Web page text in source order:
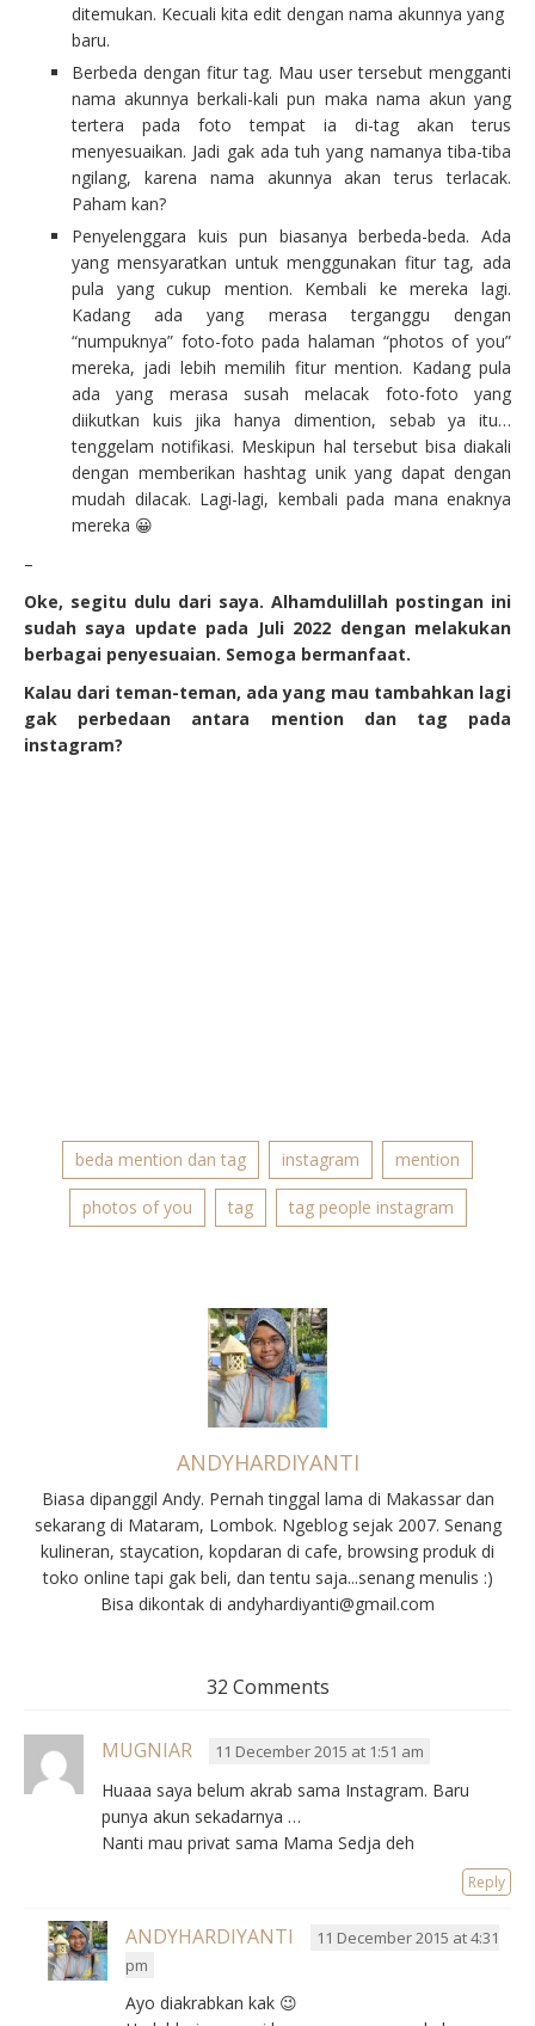
ditemukan. Kecuali kita edit dengan nama akunnya yang
baru.
Berbeda dengan fitur tag. Mau user tersebut mengganti
nama akunnya berkali-kali pun maka nama akun yang
tertera pada foto tempat ia di-tag akan terus
menyesuaikan. Jadi gak ada tuh yang namanya tiba-tiba
ngilang, karena nama akunnya akan terus terlacak.
Paham kan?
Penyelenggara kuis pun biasanya berbeda-beda. Ada
yang mensyaratkan untuk menggunakan fitur tag, ada
pula yang cukup mention. Kembali ke mereka lagi.
Kadang ada yang merasa terganggu dengan
“numpuknya” foto-foto pada halaman “photos of you”
mereka, jadi lebih memilih fitur mention. Kadang pula
ada yang merasa susah melacak foto-foto yang
diikutkan kuis jika hanya dimention, sebab ya itu…
tenggelam notifikasi. Meskipun hal tersebut bisa diakali
dengan memberikan hashtag unik yang dapat dengan
mudah dilacak. Lagi-lagi, kembali pada mana enaknya
mereka 😀
–
Oke, segitu dulu dari saya. Alhamdulillah postingan ini
sudah saya update pada Juli 2022 dengan melakukan
berbagai penyesuaian. Semoga bermanfaat.
Kalau dari teman-teman, ada yang mau tambahkan lagi
gak perbedaan antara mention dan tag pada
instagram?
beda mention dan tag instagram mention
photos of you tag tag people instagram
ANDYHARDIYANTI
Biasa dipanggil Andy. Pernah tinggal lama di Makassar dan
sekarang di Mataram, Lombok. Ngeblog sejak 2007. Senang
kulineran, staycation, kopdaran di cafe, browsing produk di
toko online tapi gak beli, dan tentu saja...senang menulis :)
Bisa dikontak di andyhardiyanti@gmail.com
32 Comments
MUGNIAR 11 December 2015 at 1:51 am
Huaaa saya belum akrab sama Instagram. Baru
punya akun sekadarnya …
Nanti mau privat sama Mama Sedja deh
Reply
ANDYHARDIYANTI
11 December 2015 at 4:31
pm
Ayo diakrabkan kak 😉